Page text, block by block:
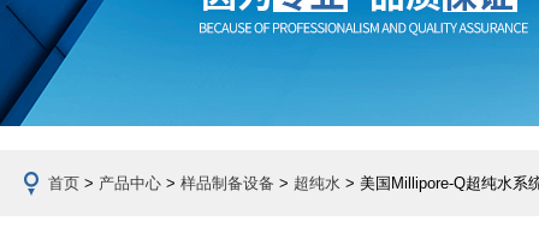
首页 > 产品中心 > 样品制备设备 > 超纯水 > 美国Millipore-Q超纯水系